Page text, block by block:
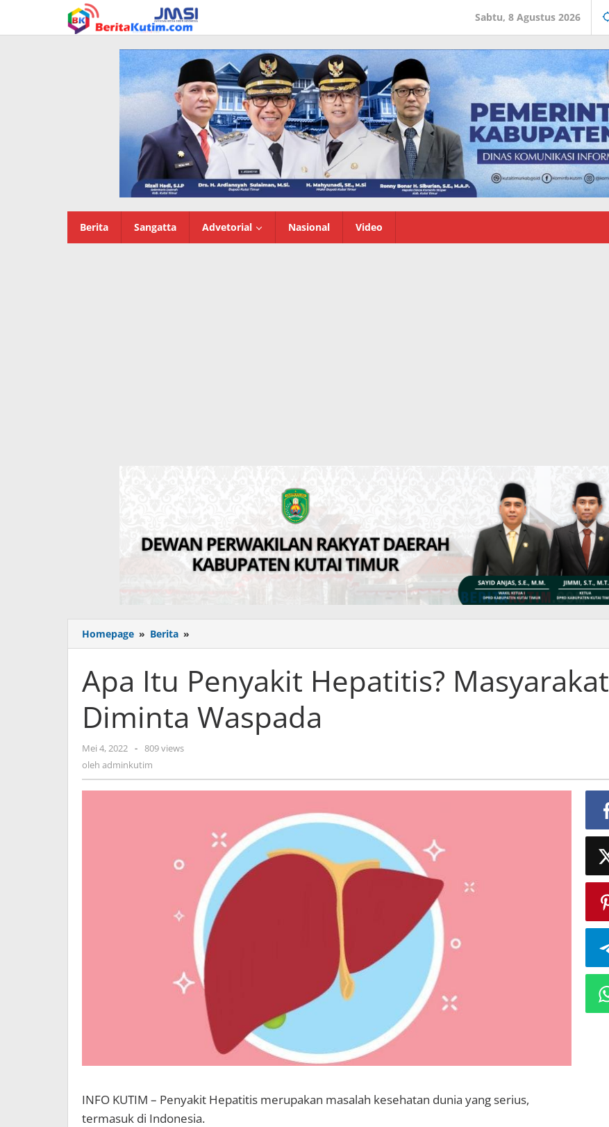
konten
Sabtu, 8 Agustus 2026
Berita Sangatta Advetorial Nasional Video
Homepage » Berita »
Itu
Hepatitis?
Masyarakat
Diminta
Waspada
Apa Itu Penyakit Hepatitis? Masyarakat
Diminta Waspada
Mei 4, 2022 oleh
adminkutim
- 809 views
oleh adminkutim
INFO KUTIM – Penyakit Hepatitis merupakan masalah kesehatan dunia yang serius,
termasuk di Indonesia.